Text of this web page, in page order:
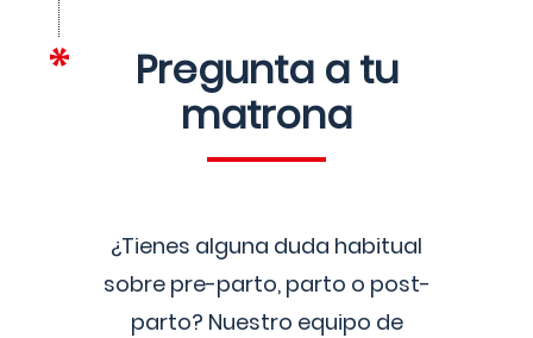
Pregunta a tu
matrona
¿Tienes alguna duda habitual
sobre pre-parto, parto o post-
parto? Nuestro equipo de